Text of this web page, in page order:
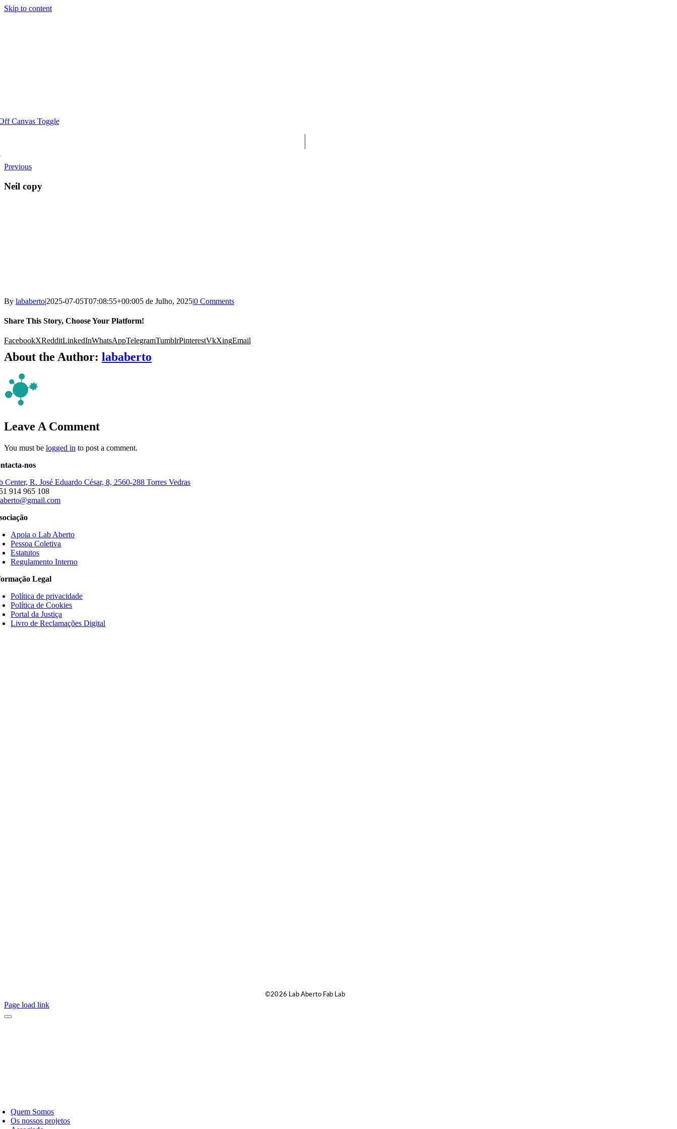
Skip to content
Canvas Toggle
Previous
Neil copy
By lababerto|2025-07-05T07:08:55+00:005 de Julho, 2025|0 Comments
Share This Story, Choose Your Platform!
FacebookXRedditLinkedInWhatsAppTelegramTumblrPinterestVkXingEmail
About the Author: lababerto
Leave A Comment
You must be logged in to post a comment.
nos
Center, R. José Eduardo César, 8, 2560-288 Torres Vedras
914 965 108
Apoia o Lab Aberto
Pessoa Coletiva
Estatutos
Regulamento Interno
Legal
Política de privacidade
Política de Cookies
Portal da Justiça
Livro de Reclamações Digital
©2026 Lab Aberto Fab Lab
Page load link
Quem Somos
Os nossos projetos